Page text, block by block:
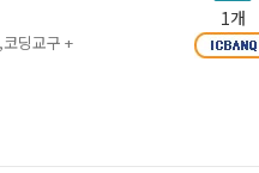
딩교구 +
1개